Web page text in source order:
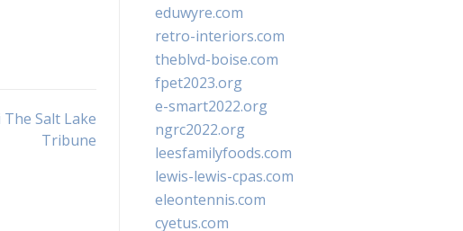
Salt Lake
Tribune
eduwyre.com
retro-interiors.com
theblvd-boise.com
fpet2023.org
e-smart2022.org
ngrc2022.org
leesfamilyfoods.com
lewis-lewis-cpas.com
eleontennis.com
cyetus.com